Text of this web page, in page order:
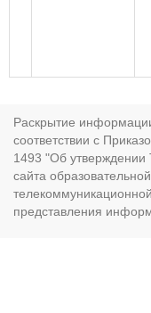
Раскрытие
соответствии с
1493 "Об утверждении
сайта
представления